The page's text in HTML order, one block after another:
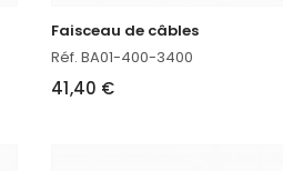
Faisceau de câbles
Réf. BA01-400-3400
41,40 €